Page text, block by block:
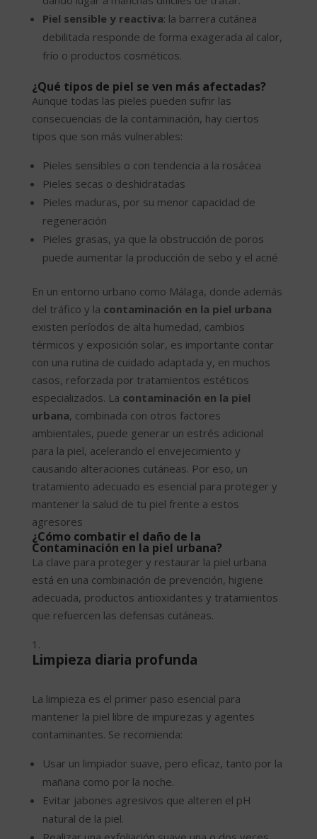
Piel sensible y reactiva: la barrera cutánea
debilitada responde de forma exagerada al calor,
frío o productos cosméticos.
¿Qué tipos de piel se ven más afectadas?
Aunque todas las pieles pueden sufrir las
consecuencias de la contaminación, hay ciertos
tipos que son más vulnerables:
Pieles sensibles o con tendencia a la rosácea
Pieles secas o deshidratadas
Pieles maduras, por su menor capacidad de
regeneración
Pieles grasas, ya que la obstrucción de poros
puede aumentar la producción de sebo y el acné
En un entorno urbano como Málaga, donde además
del tráfico y la contaminación en la piel urbana
existen períodos de alta humedad, cambios
térmicos y exposición solar, es importante contar
con una rutina de cuidado adaptada y, en muchos
casos, reforzada por tratamientos estéticos
especializados. La contaminación en la piel
urbana, combinada con otros factores
ambientales, puede generar un estrés adicional
para la piel, acelerando el envejecimiento y
causando alteraciones cutáneas. Por eso, un
tratamiento adecuado es esencial para proteger y
mantener la salud de tu piel frente a estos
agresores
¿Cómo combatir el daño de la
Contaminación en la piel urbana?
La clave para proteger y restaurar la piel urbana
está en una combinación de prevención, higiene
adecuada, productos antioxidantes y tratamientos
que refuercen las defensas cutáneas.
Limpieza diaria profunda
La limpieza es el primer paso esencial para
mantener la piel libre de impurezas y agentes
contaminantes. Se recomienda:
Usar un limpiador suave, pero eficaz, tanto por la
mañana como por la noche.
Evitar jabones agresivos que alteren el pH
natural de la piel.